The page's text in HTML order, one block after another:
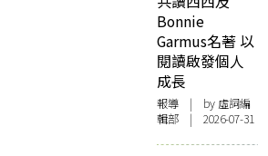
Bonnie
Garmus名著 以
閱讀啟發個人
成長
報導 | by 虛詞編
輯部 | 2026-07-31